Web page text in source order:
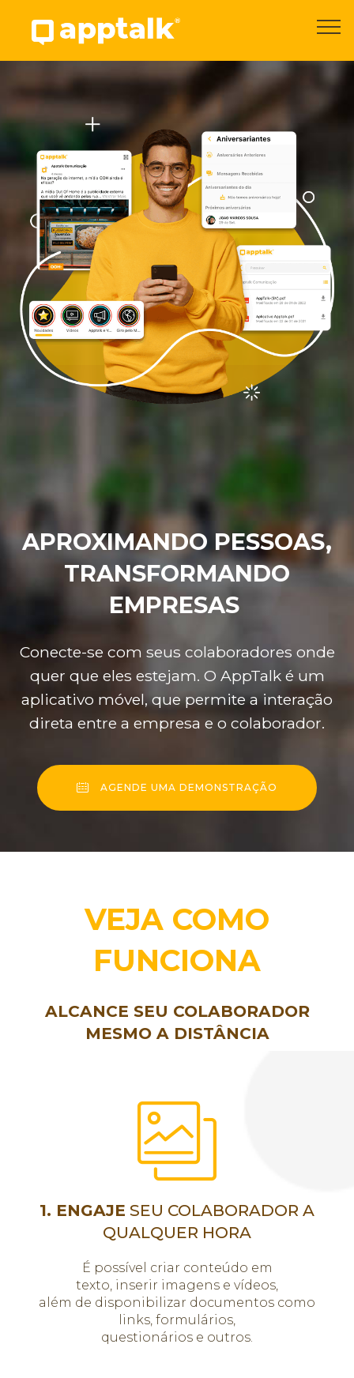
APROXIMANDO PESSOAS,
TRANSFORMANDO
EMPRESAS
Conecte-se com seus colaboradores onde
quer que eles estejam. O AppTalk é um
aplicativo móvel, que permite a interação
direta entre a empresa e o colaborador.
AGENDE UMA DEMONSTRAÇÃO
VEJA COMO
FUNCIONA
ALCANCE SEU COLABORADOR
MESMO A DISTÂNCIA
1. ENGAJE SEU COLABORADOR A
QUALQUER HORA
É possível criar conteúdo em
texto, inserir imagens e vídeos,
além de disponibilizar documentos como
links, formulários,
questionários e outros.